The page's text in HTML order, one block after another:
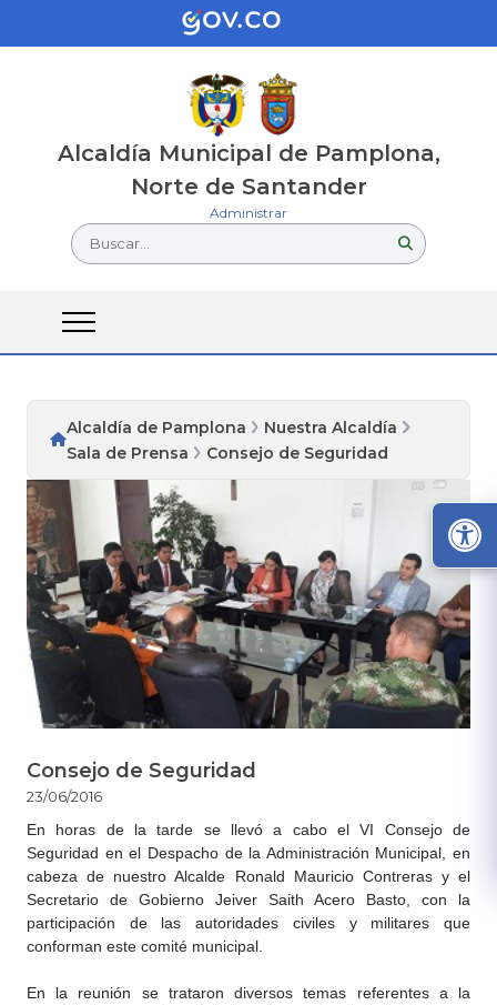
Alcaldía Municipal de Pamplona,
Norte de Santander
Administrar
Buscar...
Alcaldía de Pamplona
Nuestra Alcaldía
Sala de Prensa
Consejo de Seguridad
Consejo de Seguridad
23/06/2016
En horas de la tarde se llevó a cabo el VI Consejo de
Seguridad en el Despacho de la Administración Municipal, en
cabeza de nuestro Alcalde Ronald Mauricio Contreras y el
Secretario de Gobierno Jeiver Saith Acero Basto, con la
participación de las autoridades civiles y militares que
conforman este comité municipal.
​En la reunión se trataron diversos temas referentes a la